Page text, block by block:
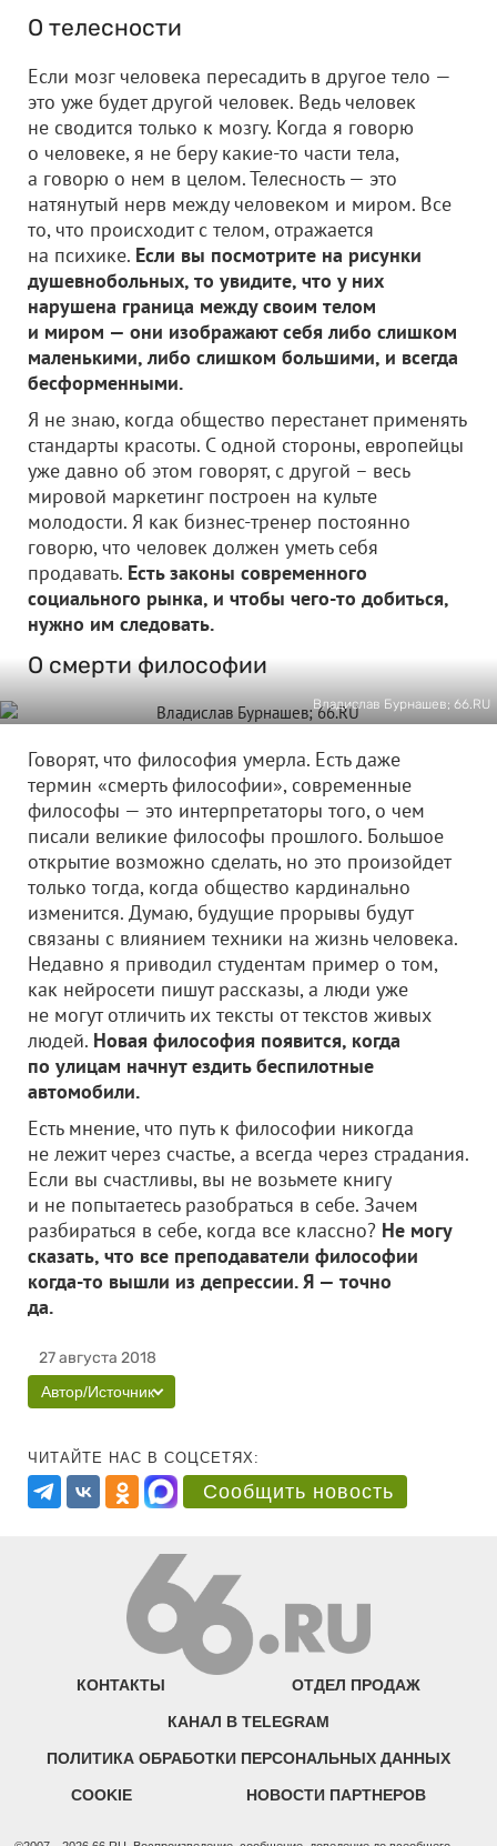
О телесности
Если мозг человека пересадить в другое тело —
это уже будет другой человек. Ведь человек
не сводится только к мозгу. Когда я говорю
о человеке, я не беру какие-то части тела,
а говорю о нем в целом. Телесность — это
натянутый нерв между человеком и миром. Все
то, что происходит с телом, отражается
на психике. Если вы посмотрите на рисунки
душевнобольных, то увидите, что у них
нарушена граница между своим телом
и миром — они изображают себя либо слишком
маленькими, либо слишком большими, и всегда
бесформенными.
Я не знаю, когда общество перестанет применять
стандарты красоты. С одной стороны, европейцы
уже давно об этом говорят, с другой – весь
мировой маркетинг построен на культе
молодости. Я как бизнес-тренер постоянно
говорю, что человек должен уметь себя
продавать. Есть законы современного
социального рынка, и чтобы чего-то добиться,
нужно им следовать.
О смерти философии
Владислав Бурнашев; 66.RU
Говорят, что философия умерла. Есть даже
термин «смерть философии», современные
философы — это интерпретаторы того, о чем
писали великие философы прошлого. Большое
открытие возможно сделать, но это произойдет
только тогда, когда общество кардинально
изменится. Думаю, будущие прорывы будут
связаны с влиянием техники на жизнь человека.
Недавно я приводил студентам пример о том,
как нейросети пишут рассказы, а люди уже
не могут отличить их тексты от текстов живых
людей. Новая философия появится, когда
по улицам начнут ездить беспилотные
автомобили.
Есть мнение, что путь к философии никогда
не лежит через счастье, а всегда через страдания.
Если вы счастливы, вы не возьмете книгу
и не попытаетесь разобраться в себе. Зачем
разбираться в себе, когда все классно? Не могу
сказать, что все преподаватели философии
когда-то вышли из депрессии. Я — точно
да.
27 августа 2018
Автор/Источник
ЧИТАЙТЕ НАС В СОЦСЕТЯХ:
Сообщить новость
КОНТАКТЫ ОТДЕЛ ПРОДАЖ
КАНАЛ В TELEGRAM
ПОЛИТИКА ОБРАБОТКИ ПЕРСОНАЛЬНЫХ ДАННЫХ
COOKIE НОВОСТИ ПАРТНЕРОВ